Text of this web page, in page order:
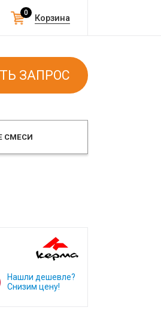
Корзина
0
ЗАПРОС
СМЕСИ
Нашли дешевле?
Снизим цену!